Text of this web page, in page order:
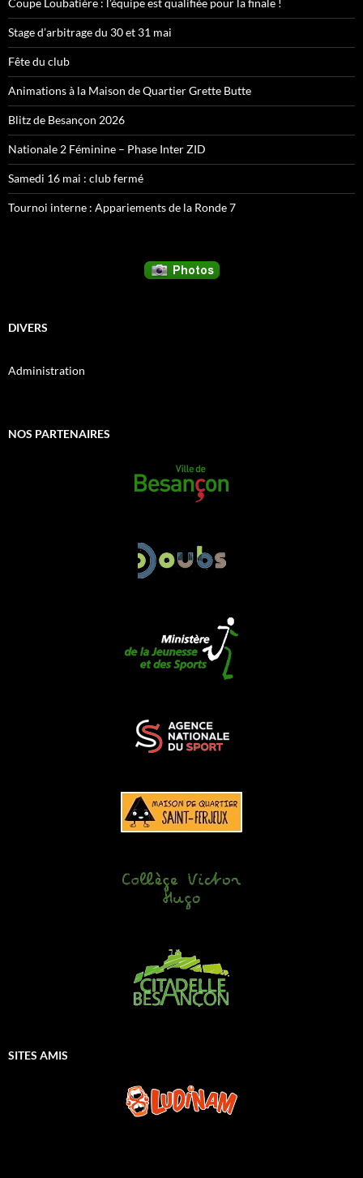
Coupe Loubatière : l’équipe est qualifiée pour la finale !
Stage d’arbitrage du 30 et 31 mai
Fête du club
Animations à la Maison de Quartier Grette Butte
Blitz de Besançon 2026
Nationale 2 Féminine – Phase Inter ZID
Samedi 16 mai : club fermé
Tournoi interne : Appariements de la Ronde 7
DIVERS
Administration
NOS PARTENAIRES
SITES AMIS